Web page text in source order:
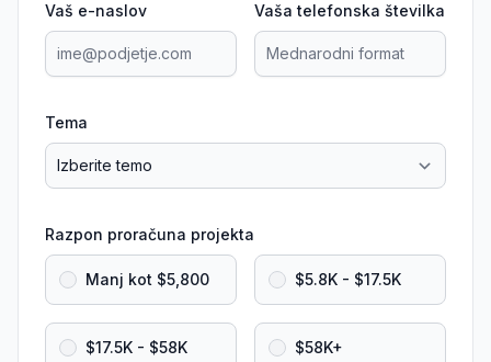
Vaš e-naslov Vaša telefonska številka
Tema
Razpon proračuna projekta
Manj kot $5,800 $5.8K - $17.5K
$17.5K - $58K $58K+